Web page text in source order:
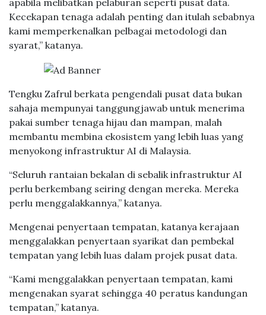
apabila melibatkan pelaburan seperti pusat data.
Kecekapan tenaga adalah penting dan itulah sebabnya
kami memperkenalkan pelbagai metodologi dan
syarat,” katanya.
Tengku Zafrul berkata pengendali pusat data bukan
sahaja mempunyai tanggungjawab untuk menerima
pakai sumber tenaga hijau dan mampan, malah
membantu membina ekosistem yang lebih luas yang
menyokong infrastruktur AI di Malaysia.
“Seluruh rantaian bekalan di sebalik infrastruktur AI
perlu berkembang seiring dengan mereka. Mereka
perlu menggalakkannya,” katanya.
Mengenai penyertaan tempatan, katanya kerajaan
menggalakkan penyertaan syarikat dan pembekal
tempatan yang lebih luas dalam projek pusat data.
“Kami menggalakkan penyertaan tempatan, kami
mengenakan syarat sehingga 40 peratus kandungan
tempatan,” katanya.